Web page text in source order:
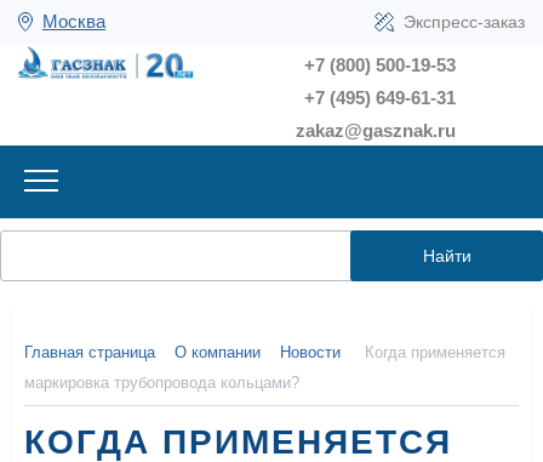
Москва Экспресс-заказ
+7 (800) 500-19-53
+7 (495) 649-61-31
zakaz@gasznak.ru
Найти
Главная страница О компании Новости
Когда применяется
маркировка трубопровода кольцами?
КОГДА ПРИМЕНЯЕТСЯ